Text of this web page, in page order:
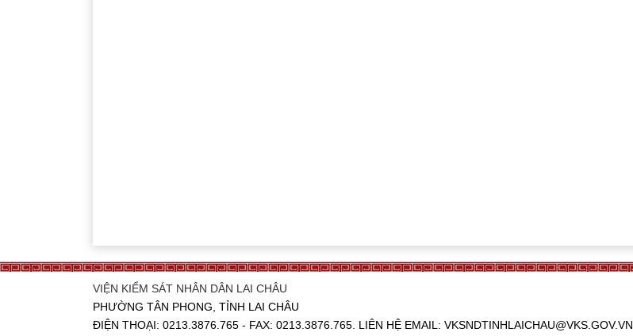
VIỆN KIỂM SÁT NHÂN DÂN LAI CHÂU
PHƯỜNG TÂN PHONG, TỈNH LAI CHÂU
ĐIỆN THOẠI: 0213.3876.765 - FAX: 0213.3876.765. LIÊN HỆ EMAIL: VKSNDTINHLAICHAU@VKS.GOV.VN